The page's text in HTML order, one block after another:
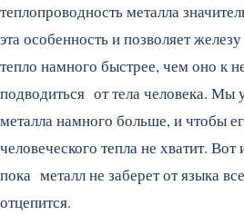
теплопроводность металла
эта особенность и позволяет
тепло намного быстрее, чем оно к
подводиться от тела человека. Мы
металла намного больше, и чтобы
человеческого тепла не хватит. Вот
пока металл не заберет от языка
отцепится.